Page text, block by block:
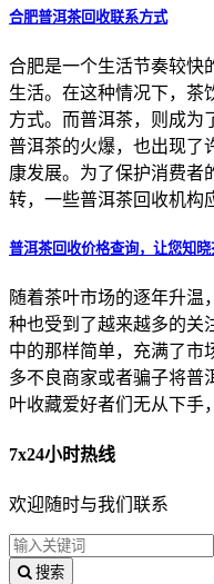
合肥普洱茶回收联系方式
合肥是一个生活节奏较快
生活。在这种情况下，茶
方式。而普洱茶，则成为
普洱茶的火爆，也出现了
康发展。为了保护消费者
转，一些普洱茶回收机构
普洱茶回收价格查询，让您知晓
随着茶叶市场的逐年升温
种也受到了越来越多的关
中的那样简单，充满了市
多不良商家或者骗子将普
叶收藏爱好者们无从下手
7x24小时热线
欢迎随时与我们联系
搜索